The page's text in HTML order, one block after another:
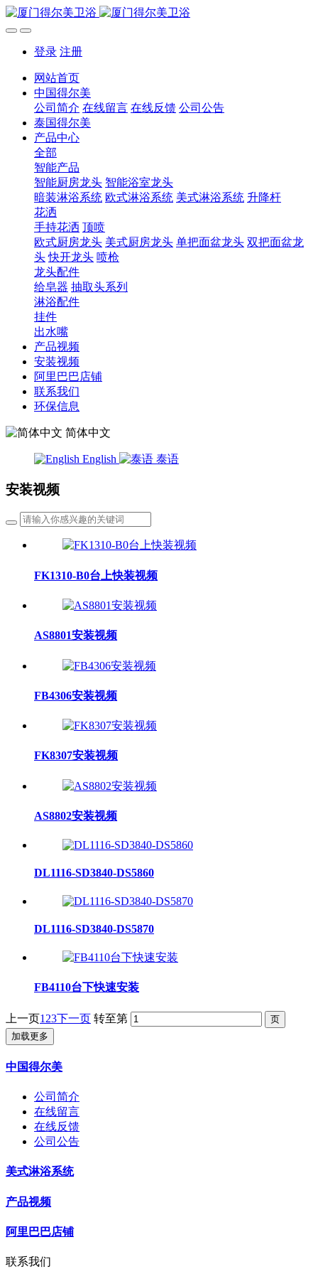
登录 注册
网站首页
中国得尔美
公司简介 在线留言 在线反馈 公司公告
泰国得尔美
产品中心
全部
智能产品
智能厨房龙头 智能浴室龙头
暗装淋浴系统 欧式淋浴系统 美式淋浴系统 升降杆
花洒
手持花洒 顶喷
欧式厨房龙头 美式厨房龙头 单把面盆龙头 双把面盆龙
头 快开龙头 喷枪
龙头配件
给皂器 抽取头系列
淋浴配件
挂件
出水嘴
产品视频
安装视频
阿里巴巴店铺
联系我们
环保信息
简体中文
English 泰语
安装视频
FK1310-B0台上快装视频
AS8801安装视频
FB4306安装视频
FK8307安装视频
AS8802安装视频
DL1116-SD3840-DS5860
DL1116-SD3840-DS5870
FB4110台下快速安装
上一页1 23下一页 转至第
加载更多
中国得尔美
公司简介
在线留言
在线反馈
公司公告
美式淋浴系统
产品视频
阿里巴巴店铺
联系我们